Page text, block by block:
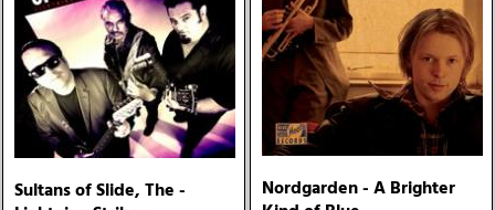
Sultans of Slide, The -
Nordgarden - A Brighter